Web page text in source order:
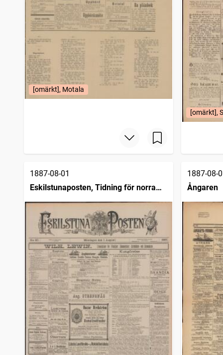
[omärkt], Motala
[omärkt],
1887-08-01
Eskilstunaposten, Tidning för norra
1887-08-
Ångaren